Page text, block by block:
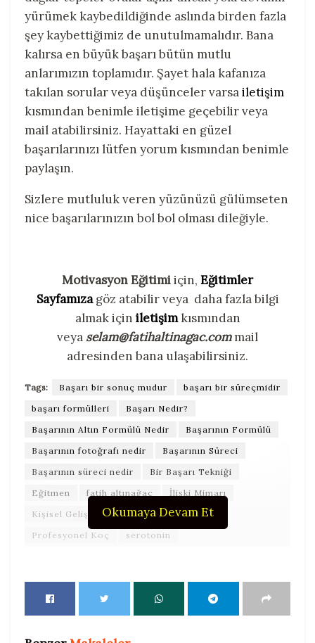
yürümek kaybedildiğinde aslında birden fazla
şey kaybettiğimiz de unutulmamalıdır. Bana
kalırsa en büyük başarı bütün mutlu
anlarımızın toplamıdır. Şayet hala kafanıza
takılan sorular veya düşünceler varsailetişim
kısmından benimle iletişime geçebilir veya
mail atabilirsiniz. Hayattaki en güzel
başarılarınızı lütfen yorum kısmından benimle
paylaşın.
Sizlere mutluluk veren yüzünüzü gülümseten
nice başarılarınızın bol bol olması dileğiyle.
Motivasyon Eğitimiiçin, Eğitimler
Sayfamıza göz atabilir veya daha fazla bilgi
almak için iletişimkısmından
veya selam@fatihaltinagac.commail
adresinden bana ulaşabilirsiniz.
Okumaya Devam Et
Tags: Başarı bir sonuç mudur
başarı bir süreçmidir
başarı formülleri
Başarı Nedir?
Başarının Altın Formülü Nedir
Başarının Formülü
Başarının fotoğrafı nedir
Başarının Süreci
Başarının süreci nedir
Bir Başarı Tekniği
Eğitmen
fatih altınağaç
İlişki Mimarı
Kişisel Gelişimde Başarı
Mutluluk
Profesyonel Koç
serotonin